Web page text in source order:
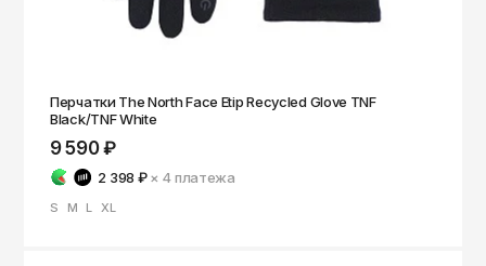
Перчатки The North Face Etip Recycled Glove TNF
Black/TNF White
9 590 ₽
2 398 ₽ × 4платежа
S M L XL